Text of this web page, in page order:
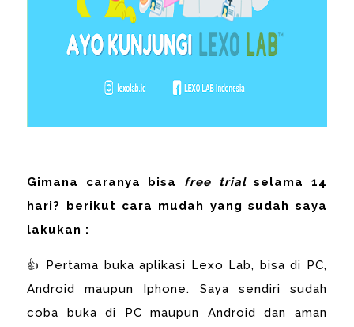
Gimana caranya bisa free trialselama 14
hari? berikut cara mudah yang sudah saya
lakukan :
👍 Pertama buka aplikasi Lexo Lab, bisa di PC,
Android maupun Iphone. Saya sendiri sudah
coba buka di PC maupun Android dan aman